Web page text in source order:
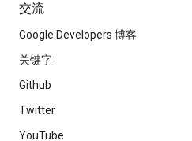
交流
Google Developers 博客
关键字
Github
Twitter
YouTube